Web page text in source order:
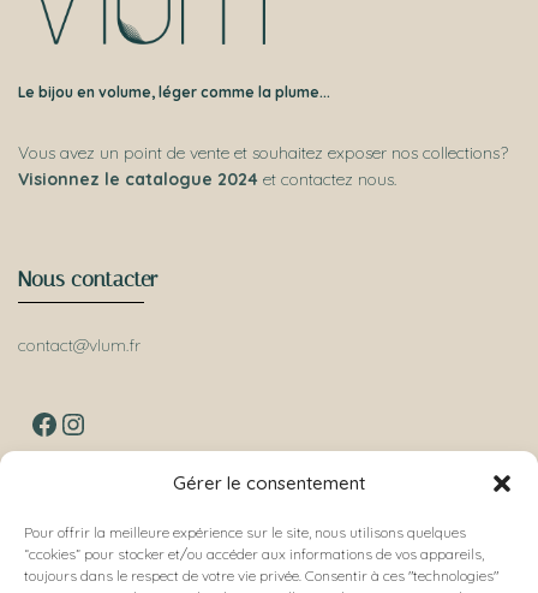
Gérer le consentement
Pour offrir la meilleure expérience sur le site, nous utilisons quelques
“ccokies” pour stocker et/ou accéder aux informations de vos appareils,
toujours dans le respect de votre vie privée. Consentir à ces "technologies"
Le bijou en volume, léger comme la plume...
Vous avez un point de vente et souhaitez exposer nos collections?
Visionnez le catalogue 2024 et contactez nous.
Nous contacter
contact@vlum.fr
FACEBOOK
Épineuse